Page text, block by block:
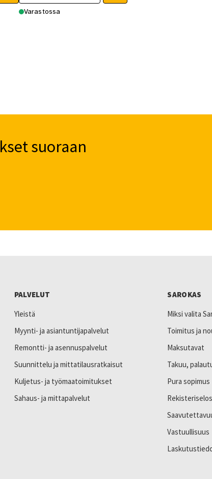
Varastossa
suoraan
PALVELUT
Yleistä
Myynti- ja asiantuntijapalvelut
Remontti- ja asennuspalvelut
Suunnittelu ja mittatilausratkaisut
Kuljetus- ja työmaatoimitukset
Sahaus- ja mittapalvelut
SAROKAS
Miksi valita
Toimitus ja
Maksutavat
Takuu,
Pura sopimus
Vastuullisuus